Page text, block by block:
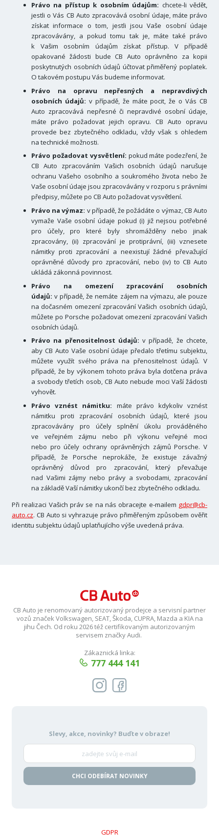
Právo na přístup k osobním údajům: chcete-li vědět,
jestli o Vás CB Auto zpracovává osobní údaje, máte právo
získat informace o tom, jestli jsou Vaše osobní údaje
zpracovávány, a pokud tomu tak je, máte také právo
k Vašim osobním údajům získat přístup. V případě
opakované žádosti bude CB Auto oprávněno za kopii
poskytnutých osobních údajů účtovat přiměřený poplatek.
O takovém postupu Vás budeme informovat.
Právo na opravu nepřesných a nepravdivých
osobních údajů: v případě, že máte pocit, že o Vás CB
Auto zpracovává nepřesné či nepravdivé osobní údaje,
máte právo požadovat jejich opravu. CB Auto opravu
provede bez zbytečného odkladu, vždy však s ohledem
na technické možnosti.
Právo požadovat vysvětlení: pokud máte podezření, že
CB Auto zpracováním Vašich osobních údajů narušuje
ochranu Vašeho osobního a soukromého života nebo že
Vaše osobní údaje jsou zpracovávány v rozporu s právními
předpisy, můžete po CB Auto požadovat vysvětlení.
Právo na výmaz: v případě, že požádáte o výmaz, CB Auto
vymaže Vaše osobní údaje pokud (i) již nejsou potřebné
pro účely, pro které byly shromážděny nebo jinak
zpracovány, (ii) zpracování je protiprávní, (iii) vznesete
námitky proti zpracování a neexistují žádné převažující
oprávněné důvody pro zpracování, nebo (iv) to CB Auto
ukládá zákonná povinnost.
Právo na omezení zpracování osobních
údajů: v případě, že nemáte zájem na výmazu, ale pouze
na dočasném omezení zpracování Vašich osobních údajů,
můžete po Porsche požadovat omezení zpracování Vašich
osobních údajů.
Právo na přenositelnost údajů: v případě, že chcete,
aby CB Auto Vaše osobní údaje předalo třetímu subjektu,
můžete využít svého práva na přenositelnost údajů. V
případě, že by výkonem tohoto práva byla dotčena práva
a svobody třetích osob, CB Auto nebude moci Vaší žádosti
vyhovět.
Právo vznést námitku: máte právo kdykoliv vznést
námitku proti zpracování osobních údajů, které jsou
zpracovávány pro účely splnění úkolu prováděného
ve veřejném zájmu nebo při výkonu veřejné moci
nebo pro účely ochrany oprávněných zájmů Porsche. V
případě, že Porsche neprokáže, že existuje závažný
oprávněný důvod pro zpracování, který převažuje
nad Vašimi zájmy nebo právy a svobodami, zpracování
na základě Vaší námitky ukončí bez zbytečného odkladu.
Při realizaci Vašich práv se na nás obracejte e-mailem gdpr@cb-
auto.cz. CB Auto si vyhrazuje právo přiměřeným způsobem ověřit
identitu subjektu údajů uplatňujícího výše uvedená práva.
CB Auto je renomovaný autorizovaný prodejce a servisní partner
vozů značek Volkswagen, SEAT, Škoda, CUPRA, Mazda a KIA na
jihu Čech. Od roku 2026 též certifikovaným autorizovaným
servisem značky Audi.
Zákaznická linka:
777 444 141
Slevy, akce, novinky? Buďte v obraze!
CHCI ODEBÍRAT NOVINKY
GDPR